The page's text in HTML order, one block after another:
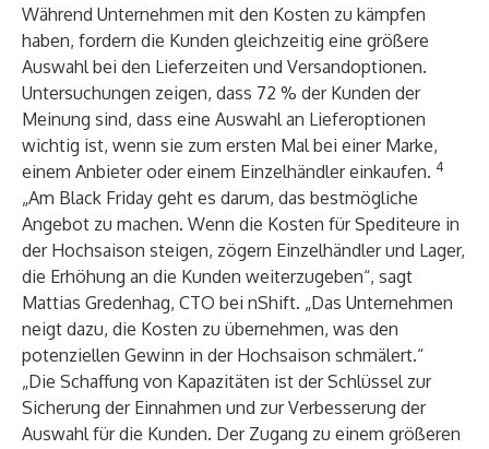
Während Unternehmen mit den Kosten zu kämpfen
haben, fordern die Kunden gleichzeitig eine größere
Auswahl bei den Lieferzeiten und Versandoptionen.
Untersuchungen zeigen, dass 72 % der Kunden der
Meinung sind, dass eine Auswahl an Lieferoptionen
wichtig ist, wenn sie zum ersten Mal bei einer Marke,
einem Anbieter oder einem Einzelhändler einkaufen. 4
„Am Black Friday geht es darum, das bestmögliche
Angebot zu machen. Wenn die Kosten für Spediteure in
der Hochsaison steigen, zögern Einzelhändler und Lager,
die Erhöhung an die Kunden weiterzugeben“, sagt
Mattias Gredenhag, CTO bei nShift. „Das Unternehmen
neigt dazu, die Kosten zu übernehmen, was den
potenziellen Gewinn in der Hochsaison schmälert.“
„Die Schaffung von Kapazitäten ist der Schlüssel zur
Sicherung der Einnahmen und zur Verbesserung der
Auswahl für die Kunden. Der Zugang zu einem größeren